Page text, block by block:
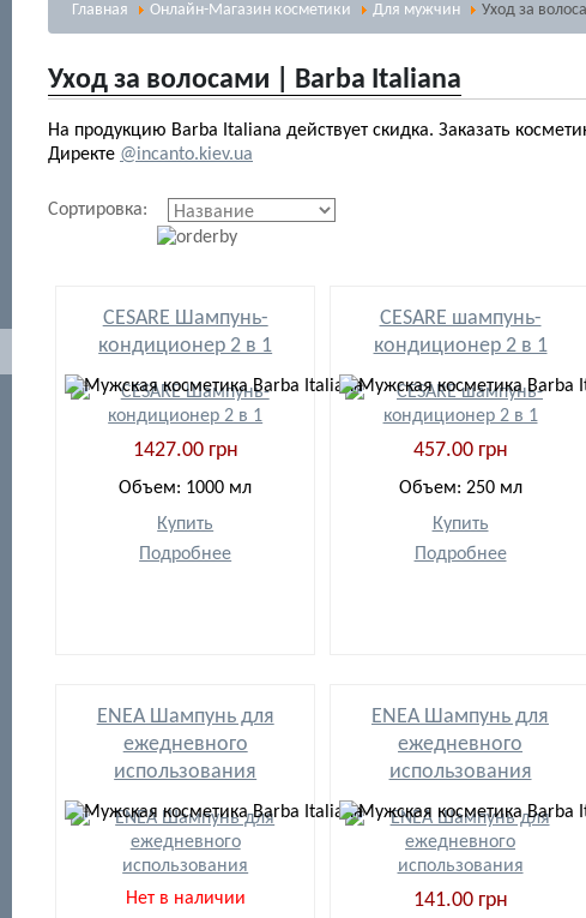
Главная Онлайн-Магазин косметики Для мужчин Уход за
Уход за волосами | Barba Italiana
На продукцию Barba Italiana действует скидка. Заказать
Директе @incanto.kiev.ua
Сортировка:
CESARE Шампунь-
кондиционер 2 в 1
1427.00 грн
Объем: 1000 мл
Купить
Подробнее
CESARE шампунь-
кондиционер 2 в 1
457.00 грн
Объем: 250 мл
Купить
Подробнее
ENEA Шампунь для
ежедневного
использования
Нет в наличии
ENEA Шампунь для
ежедневного
использования
141.00 грн